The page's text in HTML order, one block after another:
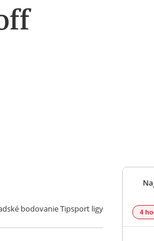
bodovanie Tipsport ligy 4